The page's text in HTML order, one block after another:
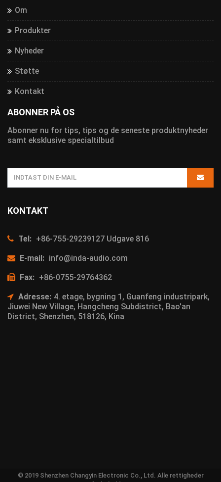
Om
Produkter
Nyheder
Støtte
Kontakt
ABONNER PÅ OS
Abonner nu for tips, tips og de seneste produktnyheder
samt eksklusive specialtilbud
KONTAKT
Tel: +86-755-29239127 Udgave 816
E-mail: info@inda-audio.com
Fax: +86-0755-29764362
Adresse: 4. etage, bygning 1, Guanfeng industripark,
Jiuwei New Village, Hangcheng Subdistrict, Bao'an
District, Shenzhen, 518126, Kina
© 2019 Shenzhen Changyin Electronic Co., Ltd. Alle rettigheder